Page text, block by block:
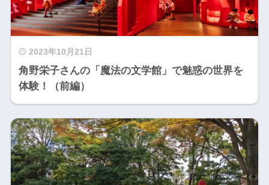
2023年10月21日
角野栄子さんの「魔法の文学館」で魅惑の世界を
体験！（前編）